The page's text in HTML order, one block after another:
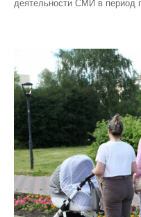
деятельности СМИ в период